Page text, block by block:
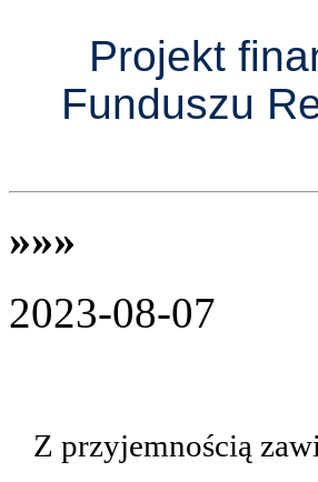
Projekt
Funduszu
»»»
2023-08-07
Z przyjemnością